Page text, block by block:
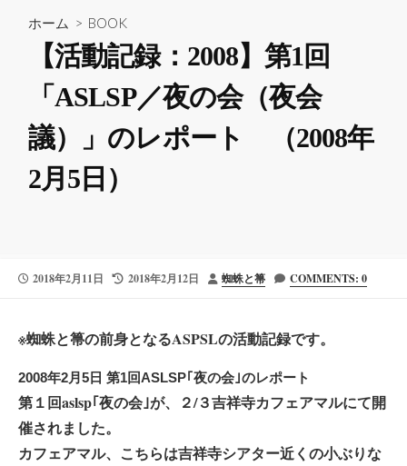
ホーム > BOOK
【活動記録：2008】第1回
「ASLSP／夜の会（夜会
議）」のレポート （2008年
2月5日）
公
2018年2月11日
最
日
2018年2月12日
投
蜘蛛と箒 COMMENTS: 0
※蜘蛛と箒の前身となるASPSLの活動記録です。
2008年2月5日 第1回ASLSP｢夜の会｣のレポート
第１回aslsp｢夜の会｣が、２/３吉祥寺カフェアマルにて開
催されました。
カフェアマル、こちらは吉祥寺シアター近くの小ぶりな